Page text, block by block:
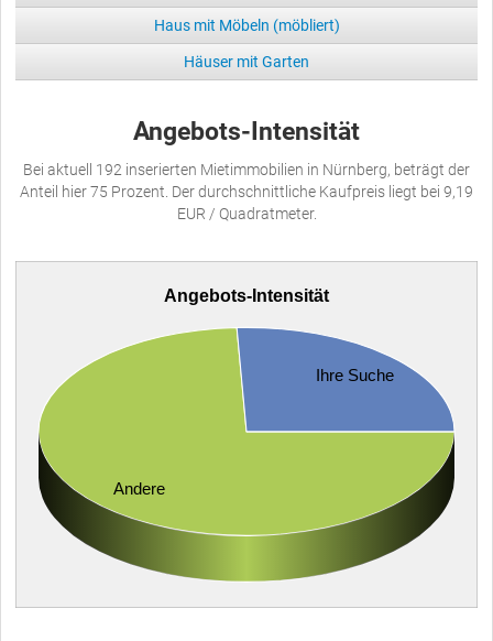
Haus mit Möbeln (möbliert)
Häuser mit Garten
Angebots-Intensität
Bei aktuell 192 inserierten Mietimmobilien in Nürnberg, beträgt der
Anteil hier 75 Prozent. Der durchschnittliche Kaufpreis liegt bei 9,19
EUR / Quadratmeter.
Angebots-Intensität
Andere
Ihre Suche